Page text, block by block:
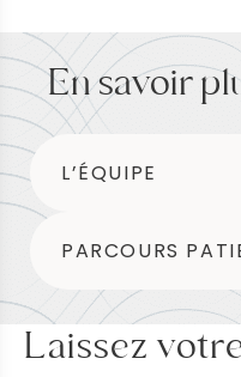
En savoir
L’ÉQUIPE
PARCOURS
Laissez